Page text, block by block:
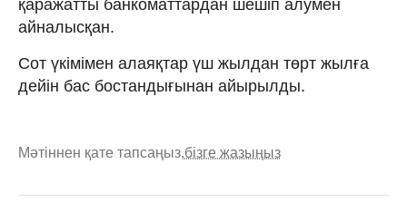
қаражатты банкоматтардан шешіп алумен
айналысқан.
Сот үкімімен алаяқтар үш жылдан төрт жылға
дейін бас бостандығынан айырылды.
Мәтіннен қате тапсаңыз,бізге жазыңыз